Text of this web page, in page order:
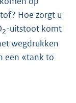
Hoe zorgt u
2-uitstoot komt
wegdrukken
een «tank to